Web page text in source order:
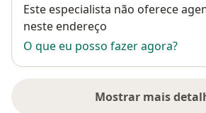
Disponibilidade
Este especialista não oferece
neste endereço
O que eu posso fazer agora?
Mostrar maissobre o